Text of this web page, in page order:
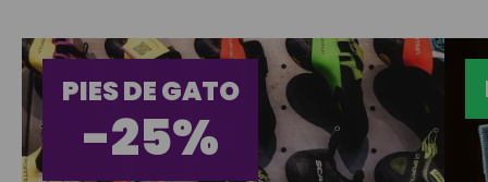
PIES DE GATO
-25%